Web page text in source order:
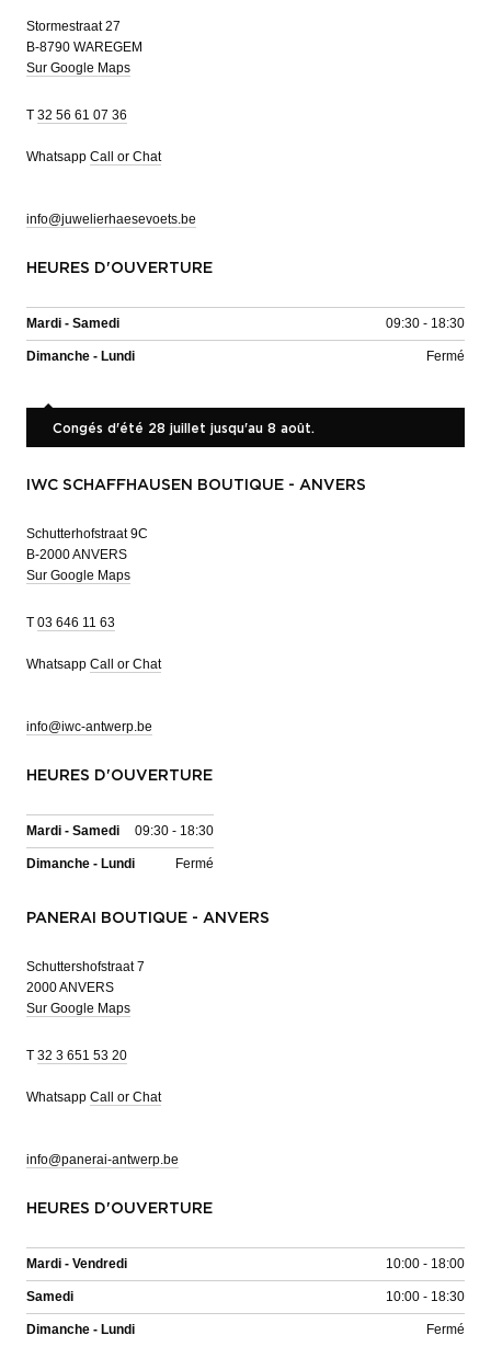
Stormestraat 27
B-8790 WAREGEM
Sur Google Maps
T 32 56 61 07 36
Whatsapp Call or Chat
info@juwelierhaesevoets.be
HEURES D'OUVERTURE
Mardi - Samedi 09:30 - 18:30
Dimanche - Lundi Fermé
Congés d'été 28 juillet jusqu'au 8 août.
IWC SCHAFFHAUSEN BOUTIQUE - ANVERS
Schutterhofstraat 9C
B-2000 ANVERS
Sur Google Maps
T 03 646 11 63
Whatsapp Call or Chat
info@iwc-antwerp.be
HEURES D'OUVERTURE
Mardi - Samedi 09:30 - 18:30
Dimanche - Lundi Fermé
PANERAI BOUTIQUE - ANVERS
Schuttershofstraat 7
2000 ANVERS
Sur Google Maps
T 32 3 651 53 20
Whatsapp Call or Chat
info@panerai-antwerp.be
HEURES D'OUVERTURE
Mardi - Vendredi 10:00 - 18:00
Samedi 10:00 - 18:30
Dimanche - Lundi Fermé